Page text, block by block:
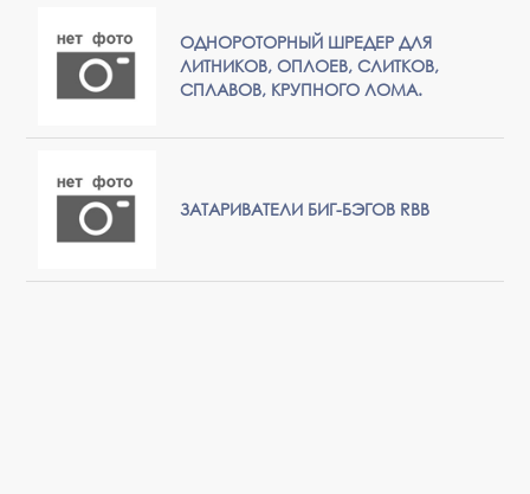
ОДНОРОТОРНЫЙ ШРЕДЕР ДЛЯ
ЛИТНИКОВ, ОПЛОЕВ, СЛИТКОВ,
СПЛАВОВ, КРУПНОГО ЛОМА.
ЗАТАРИВАТЕЛИ БИГ-БЭГОВ RBB